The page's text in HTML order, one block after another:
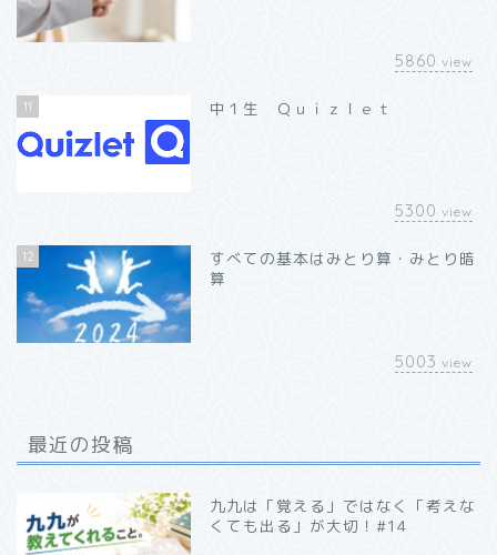
5860 view
11 中１生 Ｑｕｉｚｌｅｔ
5300 view
12
すべての基本はみとり算・みとり暗
算
5003 view
最近の投稿
九九は「覚える」ではなく「考えな
くても出る」が大切！#14